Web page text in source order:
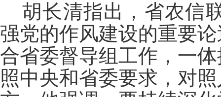
胡长清指出，省农信
强党的作风建设的重要
合省委督导组工作，一
照中央和省委要求，对